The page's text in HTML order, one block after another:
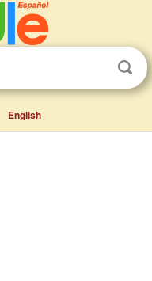
English